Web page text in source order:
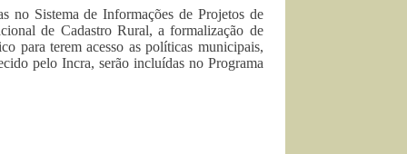
no Sistema de Informações de Projetos de
de Cadastro Rural, a formalização de
para terem acesso as políticas municipais,
pelo Incra, serão incluídas no Programa